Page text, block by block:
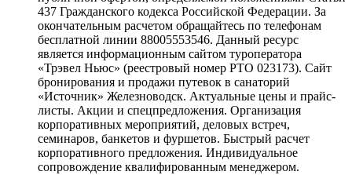
437 Гражданского кодекса Российской Федерации. За
окончательным расчетом обращайтесь по телефонам
бесплатной линии 88005553546. Данный ресурс
является информационным сайтом туроператора
«Трэвел Ньюс» (реестровый номер РТО 023173). Сайт
бронирования и продажи путевок в санаторий
«Источник» Железноводск. Актуальные цены и прайс-
листы. Акции и спецпредложения. Организация
корпоративных мероприятий, деловых встреч,
семинаров, банкетов и фуршетов. Быстрый расчет
корпоративного предложения. Индивидуальное
сопровождение квалифированным менеджером.